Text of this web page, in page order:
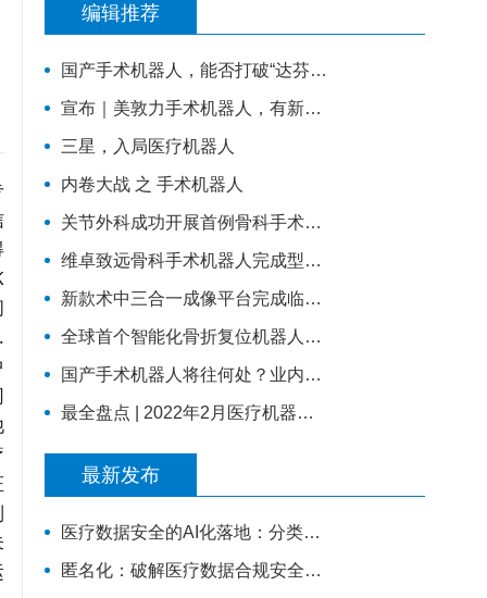
编辑推荐
国产手术机器人，能否打破“达芬奇”垄断
宣布｜美敦力手术机器人，有新布局
三星，入局医疗机器人
内卷大战 之 手术机器人
关节外科成功开展首例骨科手术机器人辅助下的人工膝关节表面置换术
维卓致远骨科手术机器人完成型检，即将进入临床试验阶段
新款术中三合一成像平台完成临床手术
全球首个智能化骨折复位机器人注册临床试验在吉林大学第一医院成功启动
国产手术机器人将往何处？业内投资人谈技术、专利、临床价值与商业化趋势
最全盘点 | 2022年2月医疗机器人行业46则动态 |
最新发布
医疗数据安全的AI化落地：分类分级×等保2.0×国密
匿名化：破解医疗数据合规安全流通难题的关键路径